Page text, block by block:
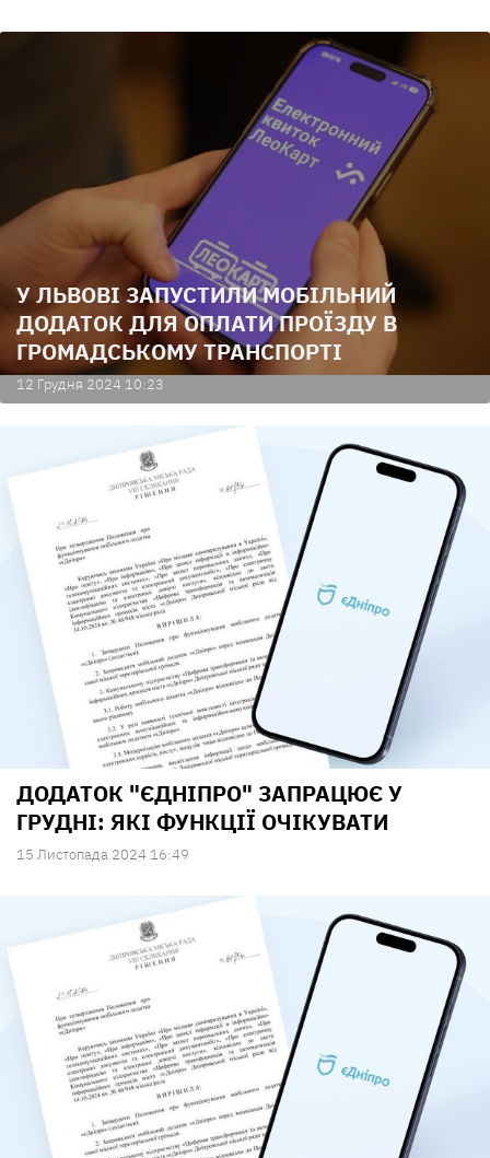
У ЛЬВОВІ ЗАПУСТИЛИ МОБІЛЬНИЙ
ДОДАТОК ДЛЯ ОПЛАТИ ПРОЇЗДУ В
ГРОМАДСЬКОМУ ТРАНСПОРТІ
12 Грудня 2024 10:23
ДОДАТОК "ЄДНІПРО" ЗАПРАЦЮЄ У
ГРУДНІ: ЯКІ ФУНКЦІЇ ОЧІКУВАТИ
15 Листопада 2024 16:49